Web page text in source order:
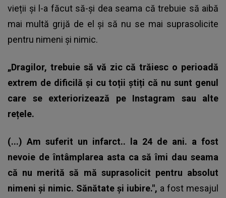
vieții și l-a făcut să-și dea seama că trebuie să aibă
mai multă grijă de el și să nu se mai suprasolicite
pentru nimeni și nimic.
„Dragilor, trebuie să vă zic că trăiesc o perioadă
extrem de dificilă și cu toții știți că nu sunt genul
care se exteriorizează pe Instagram sau alte
rețele.
(...) Am suferit un infarct.. la 24 de ani. a fost
nevoie de întâmplarea asta ca să îmi dau seama
că nu merită să mă suprasolicit pentru absolut
nimeni și nimic. Sănătate și iubire.", a fost mesajul